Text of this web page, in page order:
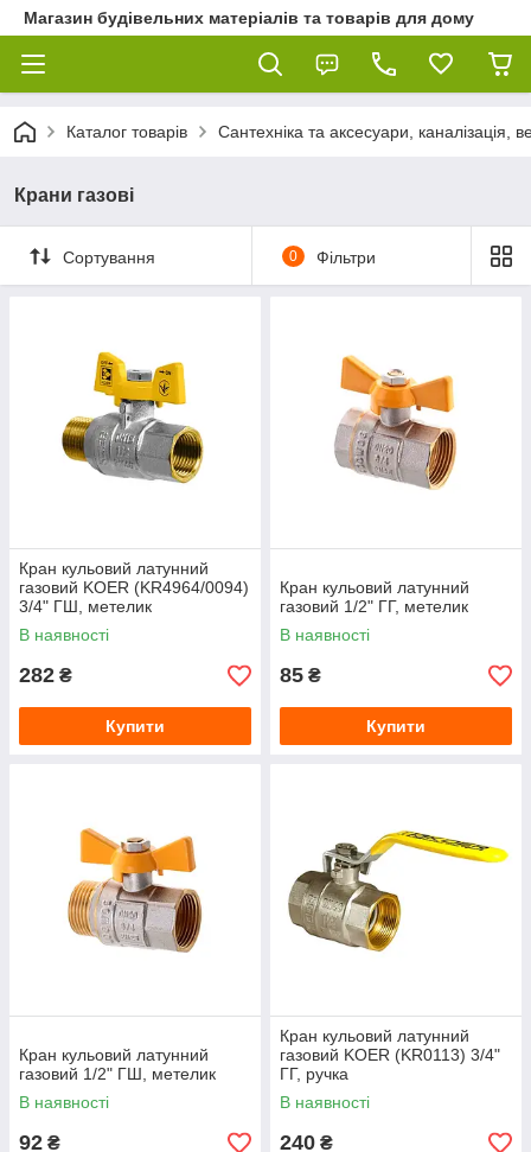
Магазин будівельних матеріалів та товарів для дому
Каталог товарів Сантехніка та аксесуари, каналізація,
Крани газові
Сортування 0 Фільтри
Кран кульовий латунний
газовий KOER (KR4964/0094)
3/4" ГШ, метелик
В наявності
282 ₴
Купити
Кран кульовий латунний
газовий 1/2" ГГ, метелик
В наявності
85 ₴
Купити
Кран кульовий латунний
газовий 1/2" ГШ, метелик
В наявності
92 ₴
Кран кульовий латунний
газовий KOER (KR0113) 3/4"
ГГ, ручка
В наявності
240 ₴